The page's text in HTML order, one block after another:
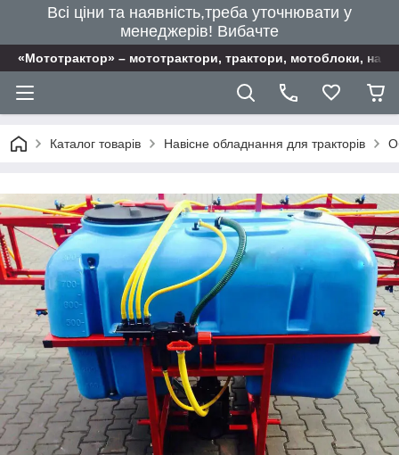
Всі ціни та наявність,треба уточнювати у
менеджерів! Вибачте
«Мототрактор» – мототрактори, трактори, мотоблоки,
Каталог товарів Навісне обладнання для тракторів